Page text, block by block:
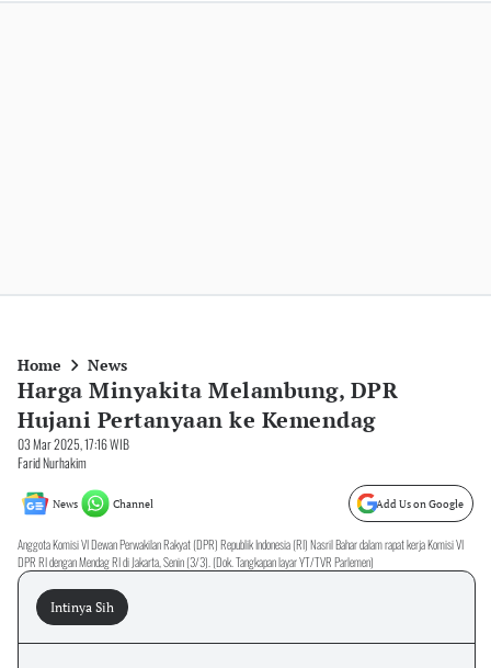
Home News
Harga Minyakita Melambung, DPR
Hujani Pertanyaan ke Kemendag
03 Mar 2025, 17:16 WIB
Farid Nurhakim
News Channel Add Us on Google
Anggota Komisi VI Dewan Perwakilan Rakyat (DPR) Republik Indonesia (RI) Nasril Bahar dalam rapat kerja Komisi VI
DPR RI dengan Mendag RI di Jakarta, Senin (3/3). (Dok. Tangkapan layar YT/TVR Parlemen)
Intinya Sih